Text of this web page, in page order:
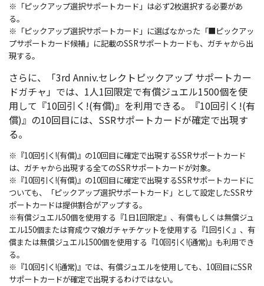
※「ピックアップ選択サポートカード」は必ず2枚選択する必要があ
る。
※「ピックアップ選択サポートカード」に選ばなかった「■ピックアッ
プサポートカード候補」に記載のSSRサポートカードも、ガチャから出
現する。
さらに、「3rd Anniv.セレクトピックアップ サポートカー
ドガチャ」では、1人1回限定で有償ジュエル1500個を使
用して『10回引く!(有償)』を利用できる。『10回引く!(有
償)』の10回目には、SSRサポートカードが確定で出現す
る。
※『10回引く!(有償)』の10回目に確定で出現するSSRサポートカード
は、ガチャから出現する全てのSSRサポートカードが対象。
※『10回引く!(有償)』の10回目に確定で出現するSSRサポートカードに
ついても、「ピックアップ選択サポートカード」として設定したSSRサ
ポートカードは提供割合がアップする。
※有償ジュエル50個を使用する『1日1回限定』、有償もしくは無償ジュ
エル150個または育成ウマ娘ガチャチケットを使用する『1回引く』、有
償または無償ジュエル1500個を使用する『10回引く!(通常)』も利用でき
る。
※『10回引く!(通常)』では、有償ジュエルを使用しても、10回目にSSR
サポートカードが確定で出現するわけではない。